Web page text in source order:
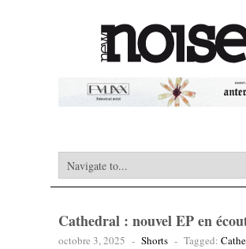
Cathedral : nouvel EP en
octobre 3, 2025 - Shorts - Tagged: